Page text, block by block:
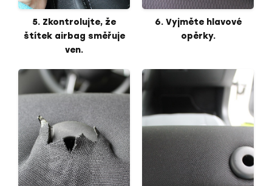
5. Zkontrolujte, že
štítek airbag směřuje
ven.
6. Vyjměte hlavové
opěrky.